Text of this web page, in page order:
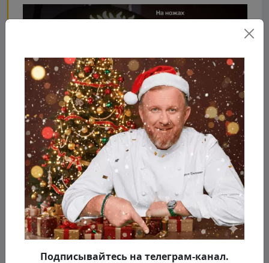
Подписывайтесь на телеграм-канал.